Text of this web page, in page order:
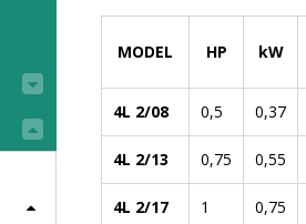
MODEL HP kW
4L 2/08 0,5 0,37
4L 2/13 0,75 0,55
4L 2/17 1 0,75